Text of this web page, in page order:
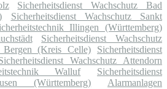
Sicherheitsdienst Wachschutz Bad
Sicherheitsdienst Wachschutz Sankt
Illingen (Württemberg)
Sicherheitsdienst Wachschutz
Bergen (Kreis Celle)
Sicherheitsdienst
Wachschutz Attendorn
Walluf
Sicherheitsdienst
(Württemberg)
Alarmanlagen